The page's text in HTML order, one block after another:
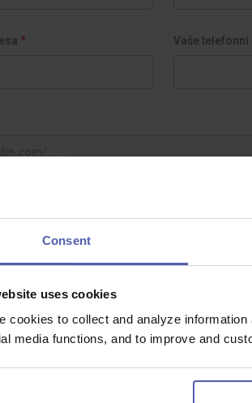
Consent
uses cookies
cookies to collect and analyze
media functions, and to improve and
Vaše telefonní
dokumenty